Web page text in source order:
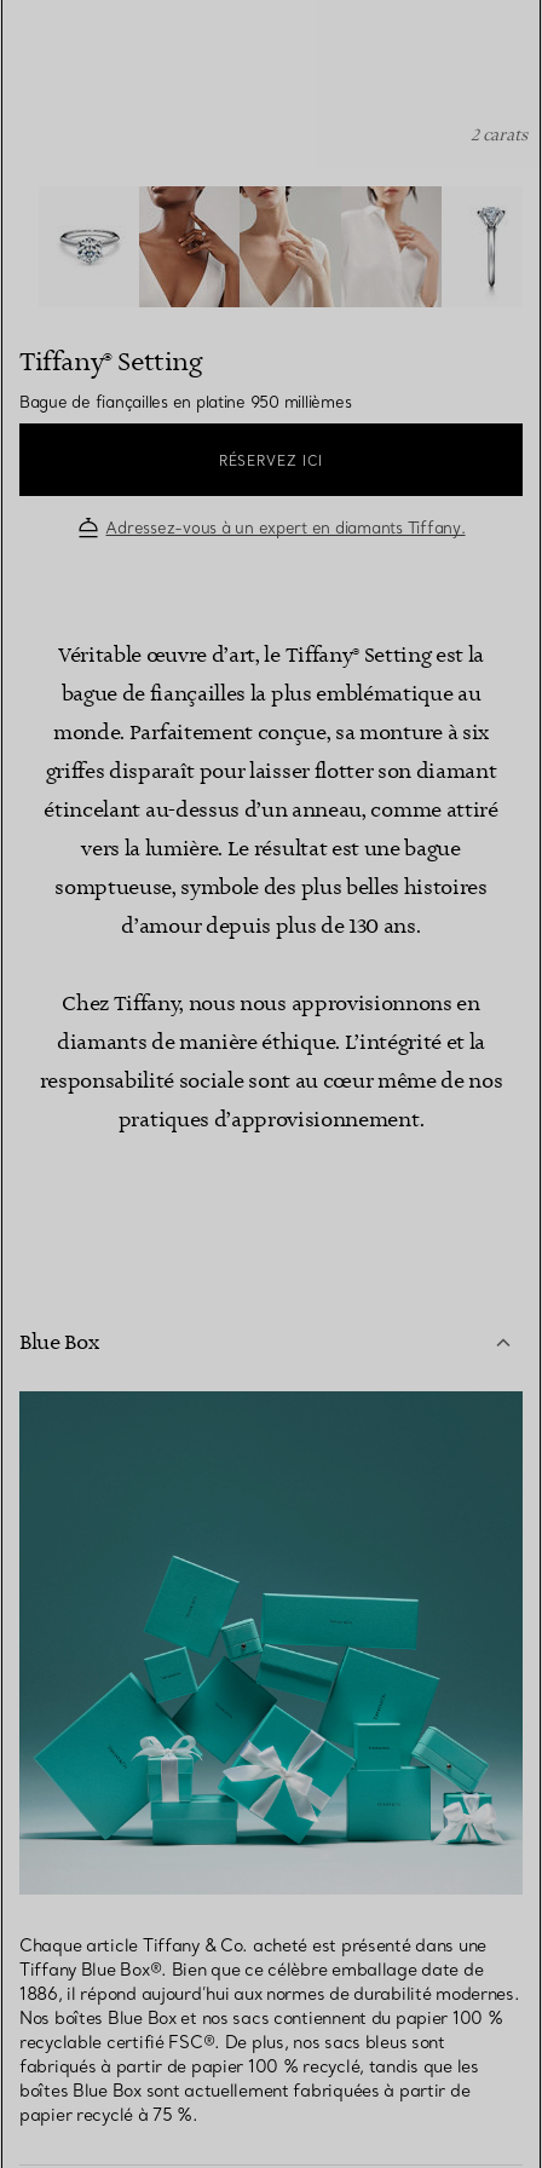
Tiffany® Setting: Bague de fiançailles en platine 950
2 carats
Tiffany® Setting
Bague de fiançailles en platine 950 millièmes
RÉSERVEZ ICI
Adressez-vous à un expert en diamants Tiffany.
Véritable œuvre d’art, le Tiffany® Setting est la
bague de fiançailles la plus emblématique au
monde. Parfaitement conçue, sa monture à six
griffes disparaît pour laisser flotter son diamant
étincelant au-dessus d’un anneau, comme attiré
vers la lumière. Le résultat est une bague
somptueuse, symbole des plus belles histoires
d’amour depuis plus de 130 ans.
Chez Tiffany, nous nous approvisionnons en
diamants de manière éthique. L’intégrité et la
responsabilité sociale sont au cœur même de nos
pratiques d’approvisionnement.
Blue Box
Chaque article Tiffany & Co. acheté est présenté dans une
Tiffany Blue Box®. Bien que ce célèbre emballage date de
1886, il répond aujourd’hui aux normes de durabilité modernes.
Nos boîtes Blue Box et nos sacs contiennent du papier 100 %
recyclable certifié FSC®. De plus, nos sacs bleus sont
fabriqués à partir de papier 100 % recyclé, tandis que les
boîtes Blue Box sont actuellement fabriquées à partir de
papier recyclé à 75 %.